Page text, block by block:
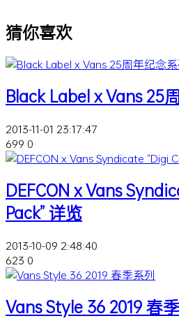
猜你喜欢
Black Label x Vans 25
2013-11-01 23:17:47
699 0
DEFCON x Vans
Pack” 详览
2013-10-09 2:48:40
623 0
Vans Style 36 2019 春